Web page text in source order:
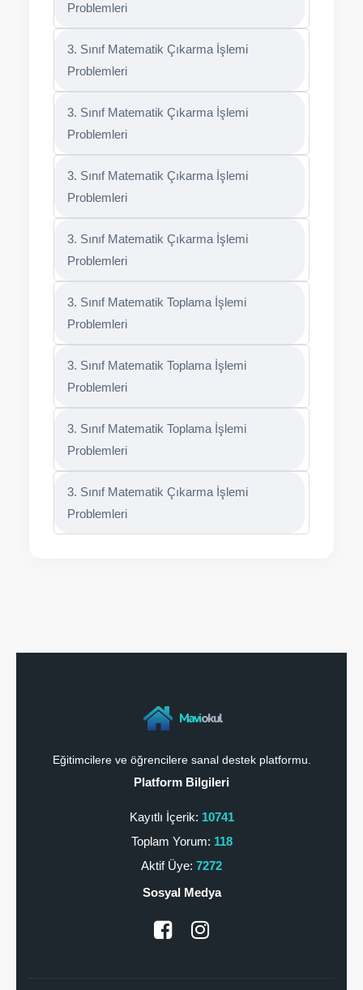
Problemleri
3. Sınıf Matematik Çıkarma İşlemi
Problemleri
3. Sınıf Matematik Çıkarma İşlemi
Problemleri
3. Sınıf Matematik Çıkarma İşlemi
Problemleri
3. Sınıf Matematik Çıkarma İşlemi
Problemleri
3. Sınıf Matematik Toplama İşlemi
Problemleri
3. Sınıf Matematik Toplama İşlemi
Problemleri
3. Sınıf Matematik Toplama İşlemi
Problemleri
3. Sınıf Matematik Çıkarma İşlemi
Problemleri
Maviokul
Eğitimcilere ve öğrencilere sanal destek platformu.
Platform Bilgileri
Kayıtlı İçerik: 10741
Toplam Yorum: 118
Aktif Üye: 7272
Sosyal Medya